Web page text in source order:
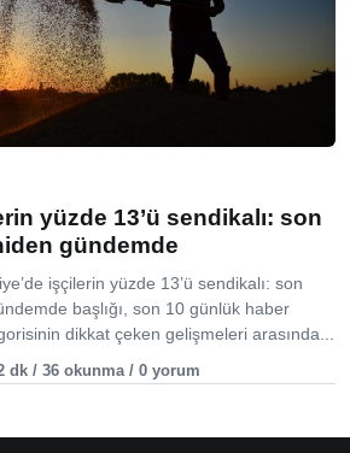
yüzde 13’ü sendikalı: son
gündemde
işçilerin yüzde 13’ü sendikalı: son
başlığı, son 10 günlük haber
dikkat çeken gelişmeleri arasında...
dk / 36 okunma / 0 yorum